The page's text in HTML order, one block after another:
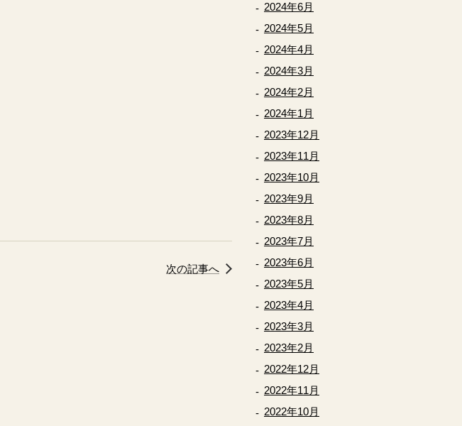
次の記事へ
2024年6月
2024年5月
2024年4月
2024年3月
2024年2月
2024年1月
2023年12月
2023年11月
2023年10月
2023年9月
2023年8月
2023年7月
2023年6月
2023年5月
2023年4月
2023年3月
2023年2月
2022年12月
2022年11月
2022年10月